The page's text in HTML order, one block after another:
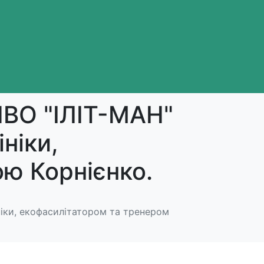
"ІЛІТ-МАН"
Корнієнко.
екофасилітатором та тренером